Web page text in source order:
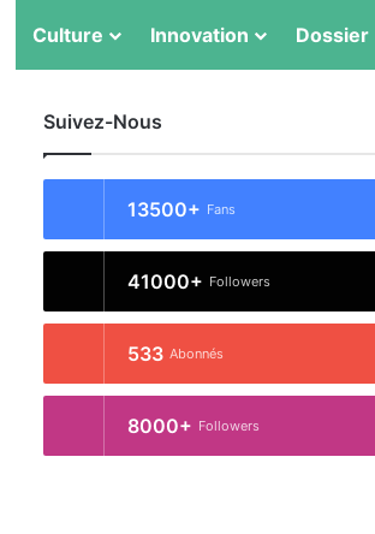
Culture Innovation Dossier
Suivez-Nous
13500+ Fans
41000+ Followers
533 Abonnés
8000+ Followers